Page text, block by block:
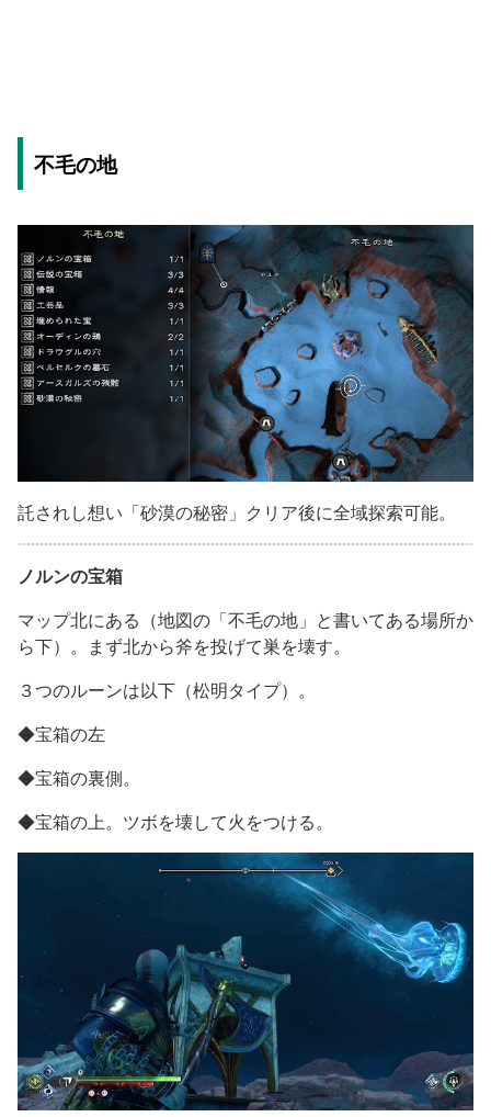
不毛の地
託されし想い「砂漠の秘密」クリア後に全域探索可能。
ノルンの宝箱
マップ北にある（地図の「不毛の地」と書いてある場所か
ら下）。まず北から斧を投げて巣を壊す。
３つのルーンは以下（松明タイプ）。
◆宝箱の左
◆宝箱の裏側。
◆宝箱の上。ツボを壊して火をつける。